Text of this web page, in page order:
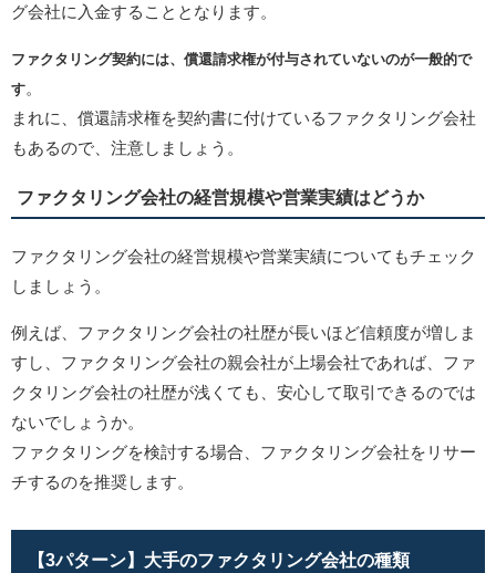
グ会社に入金することとなります。
ファクタリング契約には、償還請求権が付与されていないのが一般的で
す。
まれに、償還請求権を契約書に付けているファクタリング会社
もあるので、注意しましょう。
ファクタリング会社の経営規模や営業実績はどうか
ファクタリング会社の経営規模や営業実績についてもチェック
しましょう。
例えば、ファクタリング会社の社歴が長いほど信頼度が増しま
すし、ファクタリング会社の親会社が上場会社であれば、ファ
クタリング会社の社歴が浅くても、安心して取引できるのでは
ないでしょうか。
ファクタリングを検討する場合、ファクタリング会社をリサー
チするのを推奨します。
【3パターン】大手のファクタリング会社の種類